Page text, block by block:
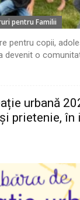
pentru Familii
pentru copii,
devenit o
urbană
prietenie, în